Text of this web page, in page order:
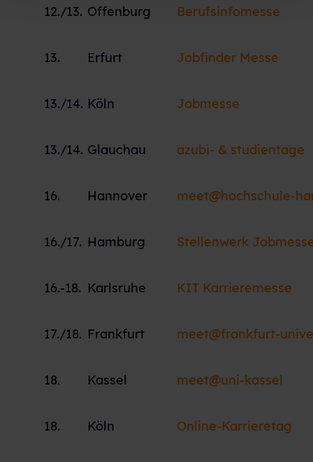
12./13. Offenburg Berufsinfomesse
13. Erfurt Jobfinder Messe
13./14. Köln Jobmesse
13./14. Glauchau azubi- & studientage
16. Hannover meet@hochschule-
16./17. Hamburg Stellenwerk
16.-18. Karlsruhe KIT Karrieremesse
17./18. Frankfurt meet@frankfurt-
18. Kassel meet@uni-kassel
18. Köln Online-Karrieretag